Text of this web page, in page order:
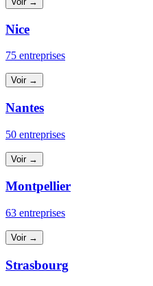
Nice
75 entreprises
Voir →
Nantes
50 entreprises
Voir →
Montpellier
63 entreprises
Voir →
Strasbourg